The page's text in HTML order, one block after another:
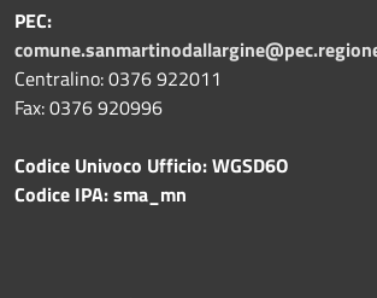
PEC:
Centralino: 0376 922011
Fax: 0376 920996
Codice Univoco Ufficio: WGSD6O
Codice IPA: sma_mn